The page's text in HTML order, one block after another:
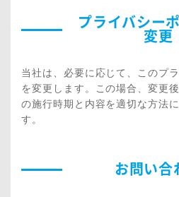
プライバシー
変更
当社は、必要に応じて、このプ
を変更します。この場合、変更
の施行時期と内容を適切な方法
す。
お問い合